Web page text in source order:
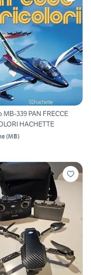
MB-339 PAN FRECCE
HACHETTE
(MB)